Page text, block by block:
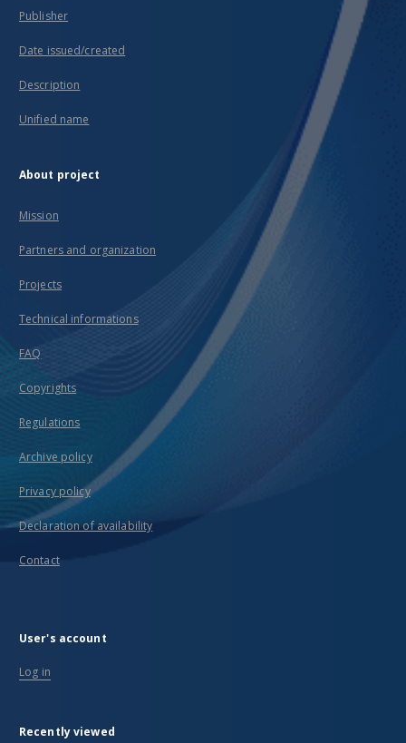
Publisher
Date issued/created
Description
Unified name
About project
Mission
Partners and organization
Projects
Technical informations
FAQ
Copyrights
Regulations
Archive policy
Privacy policy
Declaration of availability
Contact
User's account
Log in
Recently viewed